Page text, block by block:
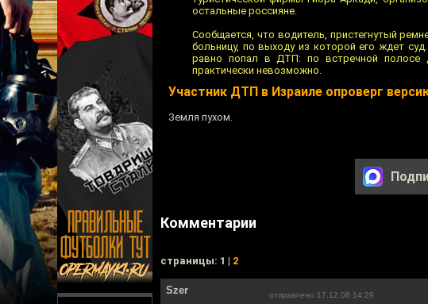
остальные россияне.
Сообщается, что водитель, пристегнутый
больницу, по выходу из которой его ждет
равно попал в ДТП: по встречной полосе
практически невозможно.
Участник ДТП в Израиле опроверг
Земля пухом.
Комментарии
cтраницы: 1 | 2
Szer отправлено 17.12.08 14:29